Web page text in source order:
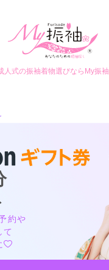
人式の振袖着物選びならMy振袖
約や
て